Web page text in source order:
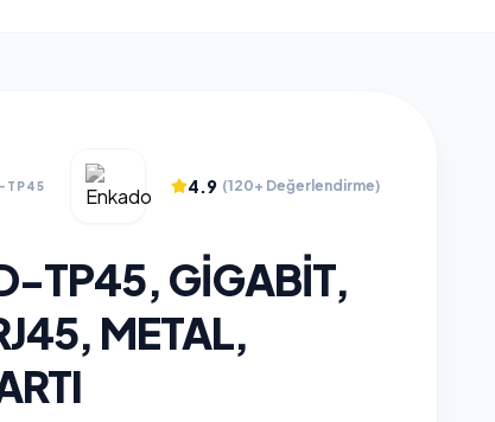
TP45 4.9 (120+ Değerlendirme)
TP45, GIGABIT,
METAL,